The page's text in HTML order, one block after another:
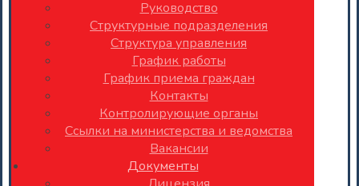
Руководство
Структурные подразделения
Структура управления
График работы
График приема граждан
Контакты
Контролирующие органы
Ссылки на министерства и ведомства
Вакансии
Документы